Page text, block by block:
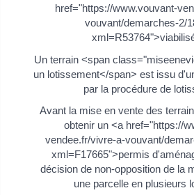
href="https://www.vouvant-
vouvant/demarches-2/
Un terrain <span
un lotissement</span> est issu
par la procédure de
Avant la mise en vente des
obtenir un <a href="https://
vendee.fr/vivre-a-vouvant/
xml=F17665">permis
décision de non-opposition de la
une parcelle en plusieurs